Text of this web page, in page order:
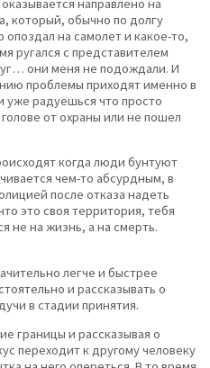
направлено на
который, обычно по долгу
на самолет и какое-то,
ругался с представителем
они меня не подождали. И
проблемы приходят именно в
уже радуешься что просто
от охраны или не пошел
когда люди бунтуют
чем-то абсурдным, в
после отказа надеть
это своя территория, тебя
не на жизнь, а на смерть.
легче и быстрее
и рассказывать о
в стадии принятия.
границы и рассказывая о
переходит к другому человеку